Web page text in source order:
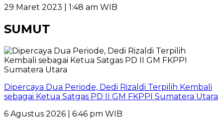
29 Maret 2023 | 1:48 am WIB
SUMUT
Dipercaya Dua Periode, Dedi Rizaldi Terpilih Kembali
sebagai Ketua Satgas PD II GM FKPPI Sumatera Utara
6 Agustus 2026 | 6:46 pm WIB